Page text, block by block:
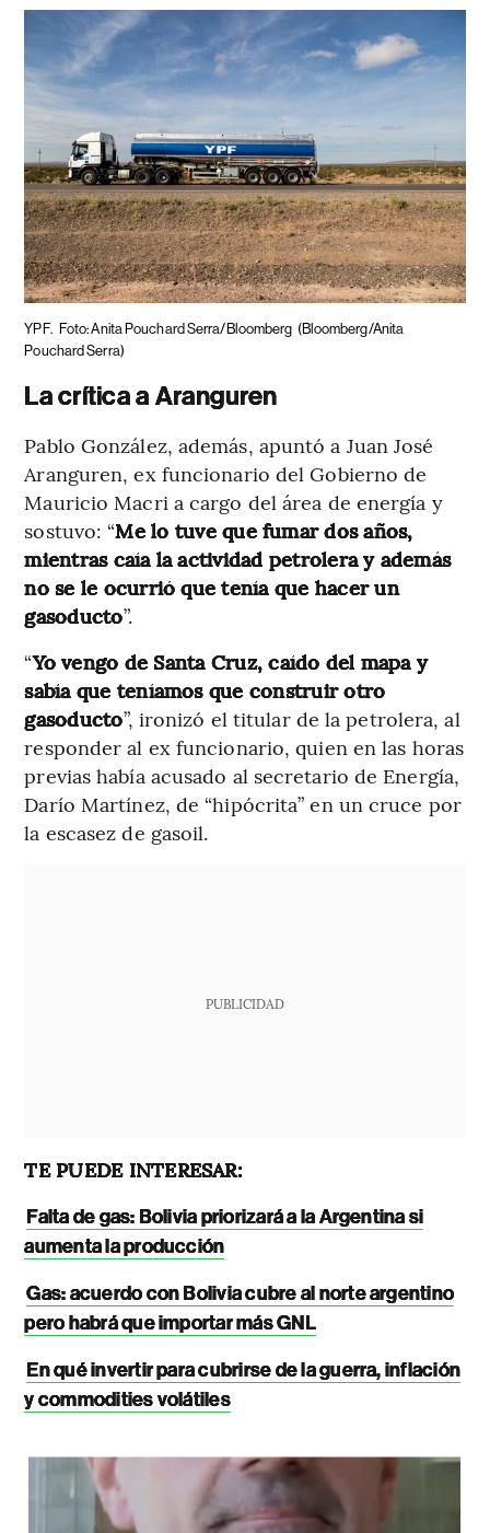
YPF. Foto: Anita Pouchard Serra/Bloomberg (Bloomberg/Anita
Pouchard Serra)
La crítica a Aranguren
Pablo González, además, apuntó a Juan José
Aranguren, ex funcionario del Gobierno de
Mauricio Macri a cargo del área de energía y
sostuvo: “Me lo tuve que fumar dos años,
mientras caía la actividad petrolera y además
no se le ocurrió que tenía que hacer un
gasoducto”.
“Yo vengo de Santa Cruz, caído del mapa y
sabía que teníamos que construir otro
gasoducto”, ironizó el titular de la petrolera, al
responder al ex funcionario, quien en las horas
previas había acusado al secretario de Energía,
Darío Martínez, de “hipócrita” en un cruce por
la escasez de gasoil.
PUBLICIDAD
TE PUEDE INTERESAR:
Falta de gas: Bolivia priorizará a la Argentina si
aumenta la producción
Gas: acuerdo con Bolivia cubre al norte argentino
pero habrá que importar más GNL
En qué invertir para cubrirse de la guerra, inflación
y commodities volátiles